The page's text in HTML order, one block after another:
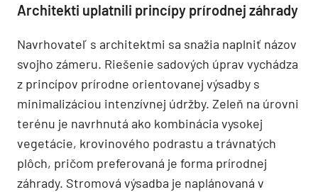
Architekti uplatnili princípy prírodnej záhrady
Navrhovateľ s architektmi sa snažia naplniť názov
svojho zámeru. Riešenie sadových úprav vychádza
z princípov prírodne orientovanej výsadby s
minimalizáciou intenzívnej údržby. Zeleň na úrovni
terénu je navrhnutá ako kombinácia vysokej
vegetácie, krovinového podrastu a trávnatých
plôch, pričom preferovaná je forma prírodnej
záhrady. Stromová výsadba je naplánovaná v